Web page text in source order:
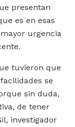
presentan
es en esas
urgencia
tuvieron que
se
sin duda,
de tener
investigador